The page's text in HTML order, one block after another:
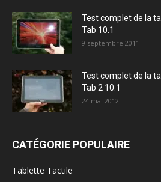
Test complet de la
Tab 10.1
9 septembre 2011
Test complet de la
Tab 2 10.1
24 mai 2012
CATÉGORIE POPULAIRE
Tablette Tactile